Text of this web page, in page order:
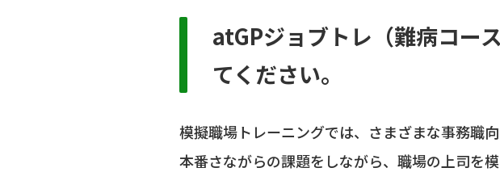
atGPジョブトレ（難病コー
てください。
模擬職場トレーニングでは、さまざまな事務職
本番さながらの課題をしながら、職場の上司を